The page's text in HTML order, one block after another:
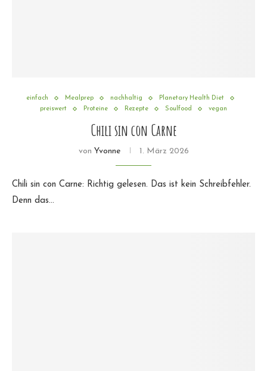
einfach Mealprep nachhaltig
Planetary Health Diet
preiswert
Proteine Rezepte Soulfood vegan
Chili sin con Carne
von Yvonne 1. März 2026
Chili sin con Carne: Richtig gelesen. Das ist kein Schreibfehler.
Denn das…